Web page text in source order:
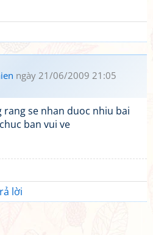
ngày 21/06/2009 21:05
se nhan duoc nhiu bai
ban vui ve
lời